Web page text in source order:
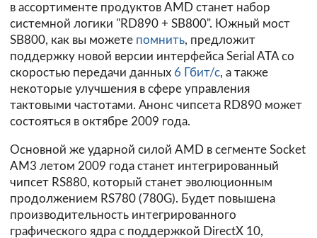
в ассортименте продуктов AMD станет набор
системной логики "RD890 + SB800". Южный мост
SB800, как вы можете помнить, предложит
поддержку новой версии интерфейса Serial ATA со
скоростью передачи данных 6 Гбит/с, а также
некоторые улучшения в сфере управления
тактовыми частотами. Анонс чипсета RD890 может
состояться в октябре 2009 года.
Основной же ударной силой AMD в сегменте Socket
AM3 летом 2009 года станет интегрированный
чипсет RS880, который станет эволюционным
продолжением RS780 (780G). Будет повышена
производительность интегрированного
графического ядра с поддержкой DirectX 10,